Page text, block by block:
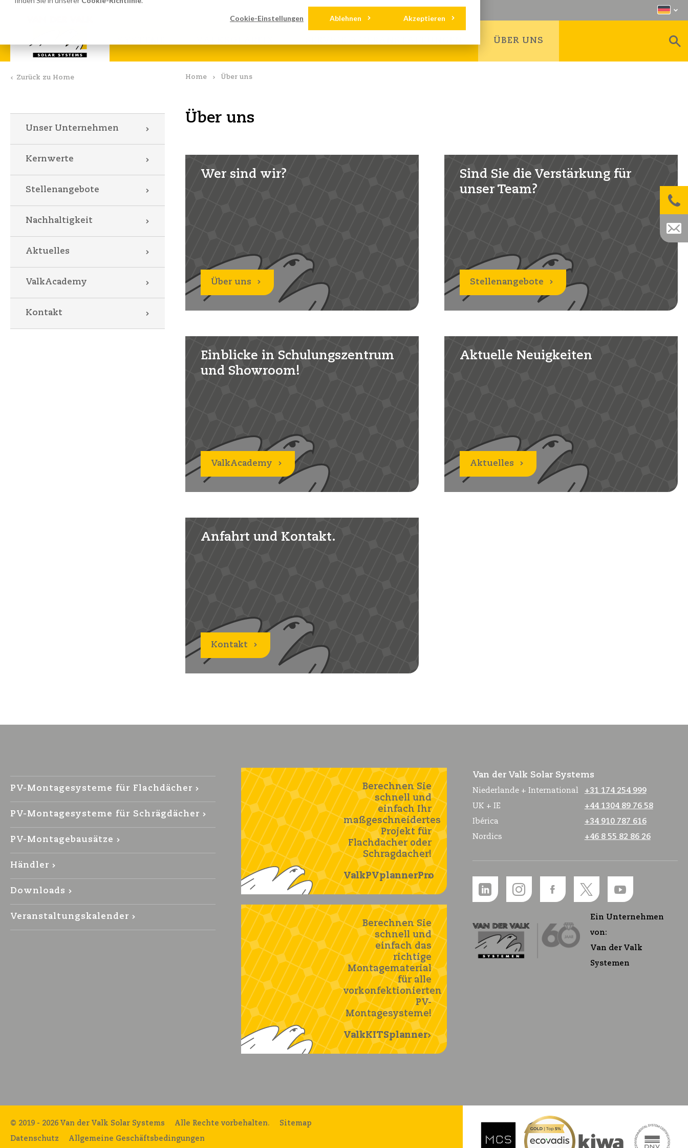
Cookie-Einstellungen Akzeptieren
Ablehnen
ÜBER UNS
Home Über uns
Über uns
Wer sind wir?
Über uns
Sind Sie die Verstärkung für
unser Team?
Stellenangebote
Einblicke in Schulungszentrum
und Showroom!
ValkAcademy
Aktuelle Neuigkeiten
Aktuelles
Anfahrt und Kontakt.
Kontakt
Zurück zu Home
Unser Unternehmen
Kernwerte
Stellenangebote
Nachhaltigkeit
Aktuelles
ValkAcademy
Kontakt
PV-Montagesysteme für Flachdächer
PV-Montagesysteme für Schrägdächer
PV-Montagebausätze
Händler
Downloads
Veranstaltungskalender
Berechnen Sie
schnell und
einfach Ihr
maßgeschneidertes
Projekt für
Flachdacher oder
Schragdacher!
ValkPVplannerPro
Berechnen Sie
schnell und
einfach das
richtige
Montagematerial
für alle
vorkonfektionierten
PV-
Montagesysteme!
ValkKITSplanner
Van der Valk Solar Systems
Niederlande + International
+31 174 254 999
UK + IE
+44 1304 89 76 58
Ibérica
+34 910 787 616
Nordics
+46 8 55 82 86 26
Ein Unternehmen
von:
Van der Valk
Systemen
© 2019 - 2026 Van der Valk Solar Systems Alle Rechte vorbehalten. Sitemap
Datenschutz Allgemeine Geschäftsbedingungen